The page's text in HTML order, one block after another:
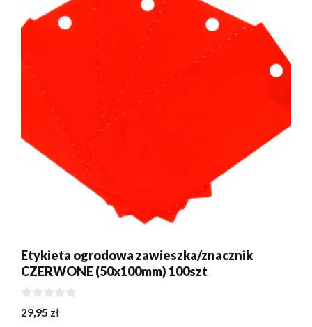
Etykieta ogrodowa zawieszka/znacznik
CZERWONE (50x100mm) 100szt
0
z
29,95 zł
Dodano do koszyka.